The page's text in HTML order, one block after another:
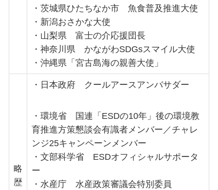
・茨城県ひたちなか市 魚食普及推進大使
・新潟おさかな大使
・山梨県 富士の介応援団長
・神奈川県 かながわSDGsスマイル大使
・沖縄県「宮古島海の親善大使」
略
歴
・日本政府 クールアースアンバサダー
・環境省 国連「ESDの10年」後の環境教
育推進方策懇談会有識者メンバー／チャレ
ンジ25キャンペーンメンバー
・文部科学省 ESDオフィシャルサポータ
ー
・水産庁 水産政策審議会特別委員